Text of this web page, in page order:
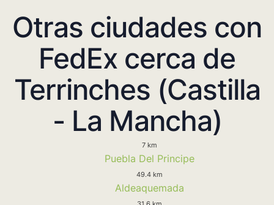
Otras ciudades con
FedEx cerca de
Terrinches (Castilla
- La Mancha)
7 km
Puebla Del Principe
49.4 km
Aldeaquemada